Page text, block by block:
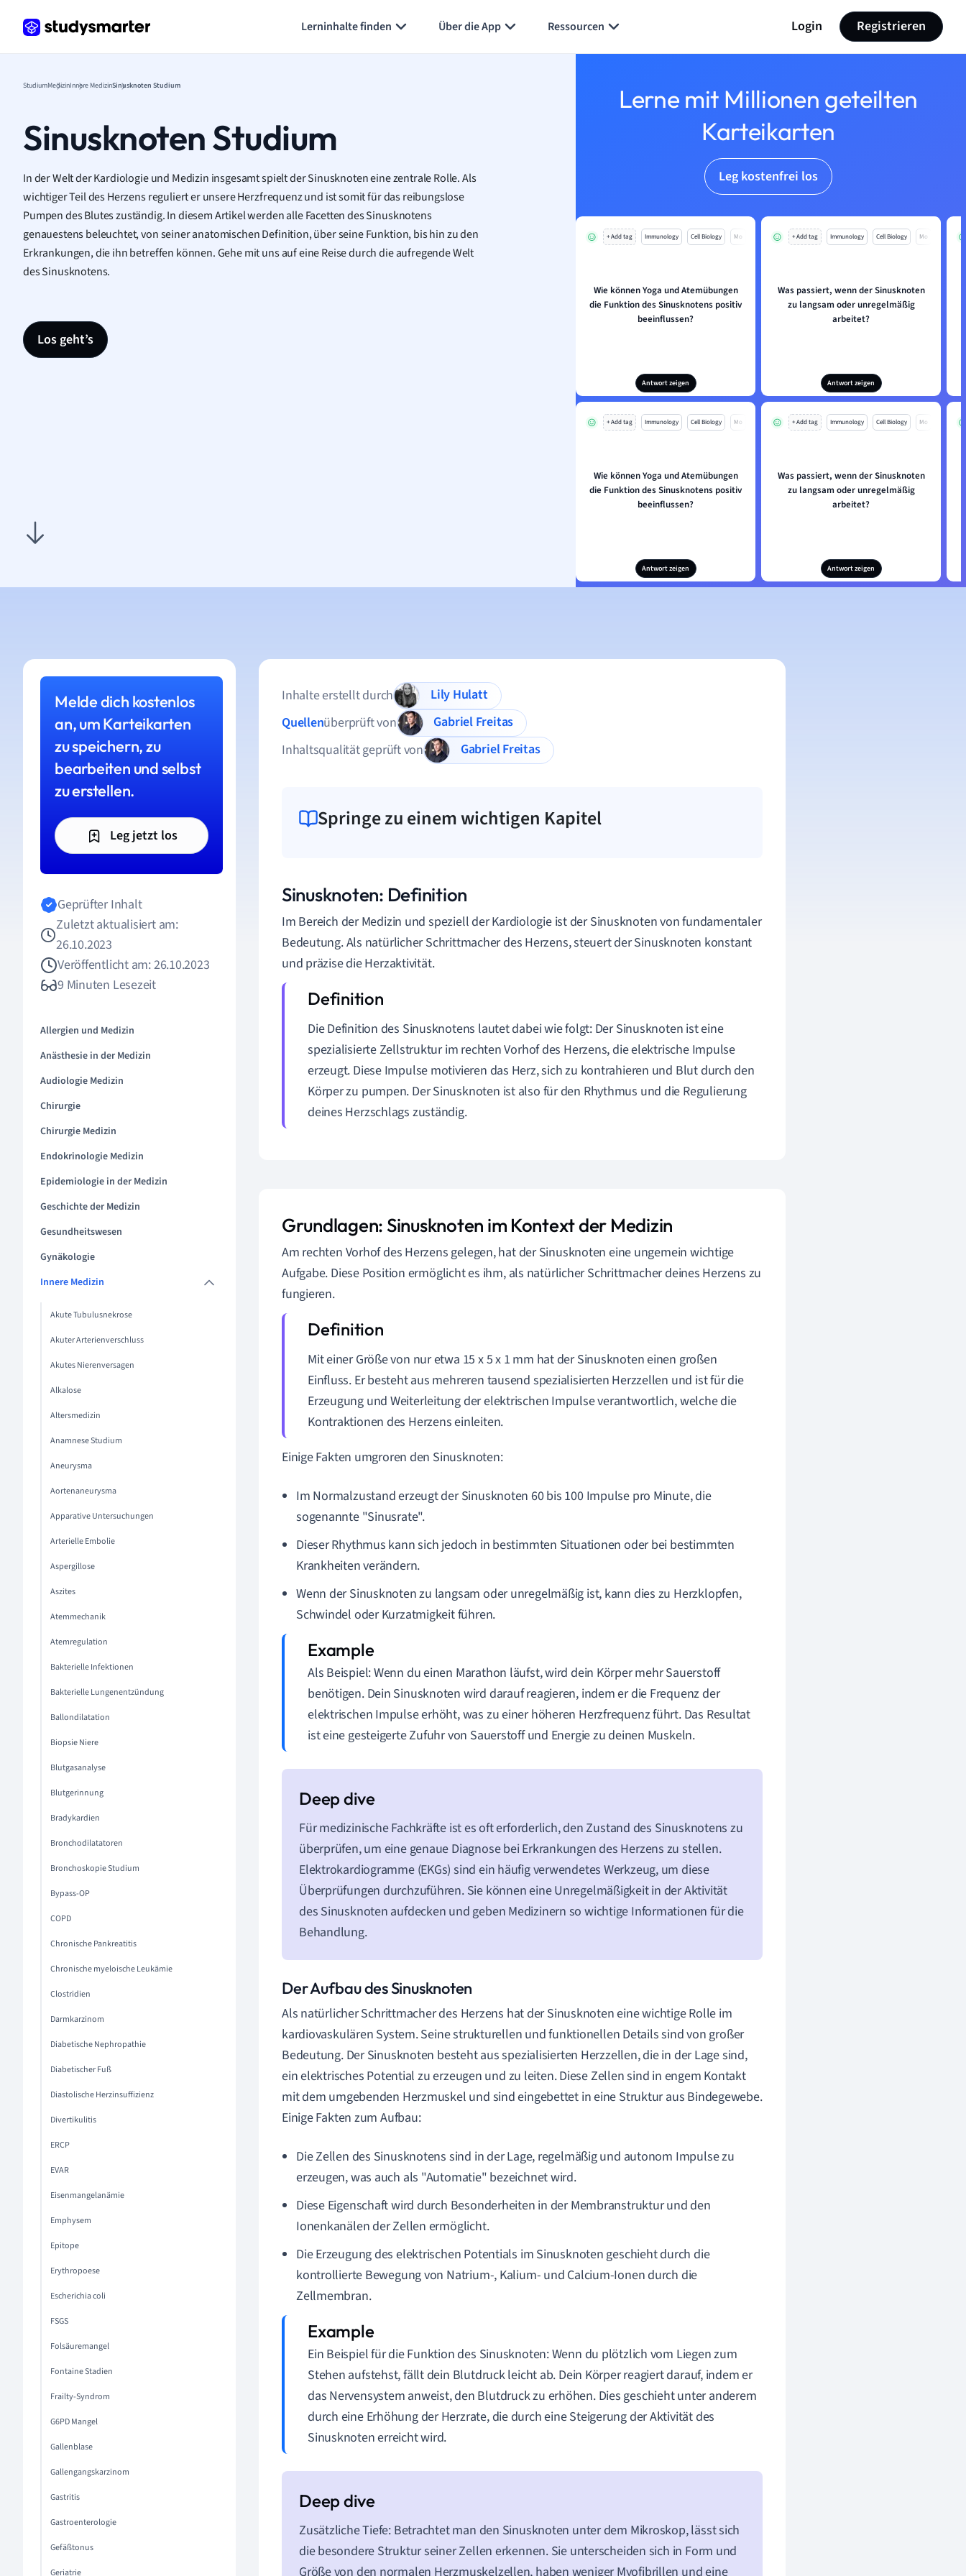
Lerninhalte finden Über die App Ressourcen Login Registrieren
StudiumMedizinInnere MedizinSinusknoten Studium
Sinusknoten Studium
In der Welt der Kardiologie und Medizin insgesamt spielt der Sinusknoten eine zentrale Rolle. Als
wichtiger Teil des Herzens reguliert er unsere Herzfrequenz und ist somit für das reibungslose
Pumpen des Blutes zuständig. In diesem Artikel werden alle Facetten des Sinusknotens
genauestens beleuchtet, von seiner anatomischen Definition, über seine Funktion, bis hin zu den
Erkrankungen, die ihn betreffen können. Gehe mit uns auf eine Reise durch die aufregende Welt
des Sinusknotens.
Los geht’s
Lerne mit Millionen geteilten
Karteikarten
Leg kostenfrei los
+ Add tag Immunology Cell Biology Mo
Wie können Yoga und Atemübungen
die Funktion des Sinusknotens positiv
beeinflussen?
Antwort zeigen
+ Add tag Immunology Cell Biology Mo
Was passiert, wenn der Sinusknoten
zu langsam oder unregelmäßig
arbeitet?
Antwort zeigen
+ Add tag Immunology Cell Biology Mo
Wie können Yoga und Atemübungen
die Funktion des Sinusknotens positiv
beeinflussen?
Antwort zeigen
+ Add tag Immunology Cell Biology Mo
Was passiert, wenn der Sinusknoten
zu langsam oder unregelmäßig
arbeitet?
Antwort zeigen
Melde dich kostenlos
an, um Karteikarten
zu speichern, zu
bearbeiten und selbst
zu erstellen.
Leg jetzt los
Geprüfter Inhalt
Zuletzt aktualisiert am:
26.10.2023
Veröffentlicht am: 26.10.2023
9 Minuten Lesezeit
Allergien und Medizin
Anästhesie in der Medizin
Audiologie Medizin
Chirurgie
Chirurgie Medizin
Endokrinologie Medizin
Epidemiologie in der Medizin
Geschichte der Medizin
Gesundheitswesen
Gynäkologie
Innere Medizin
Akute Tubulusnekrose
Akuter Arterienverschluss
Akutes Nierenversagen
Alkalose
Altersmedizin
Anamnese Studium
Aneurysma
Aortenaneurysma
Apparative Untersuchungen
Arterielle Embolie
Aspergillose
Aszites
Atemmechanik
Atemregulation
Bakterielle Infektionen
Bakterielle Lungenentzündung
Ballondilatation
Biopsie Niere
Blutgasanalyse
Blutgerinnung
Bradykardien
Bronchodilatatoren
Bronchoskopie Studium
Bypass-OP
COPD
Chronische Pankreatitis
Chronische myeloische Leukämie
Clostridien
Darmkarzinom
Diabetische Nephropathie
Diabetischer Fuß
Diastolische Herzinsuffizienz
Divertikulitis
ERCP
EVAR
Eisenmangelanämie
Emphysem
Epitope
Erythropoese
Escherichia coli
FSGS
Folsäuremangel
Fontaine Stadien
Frailty-Syndrom
G6PD Mangel
Gallenblase
Gallengangskarzinom
Gastritis
Gastroenterologie
Gefäßtonus
Geriatrie
Inhalte erstellt durch
Lily Hulatt
Quellenüberprüft von
Gabriel Freitas
Inhaltsqualität geprüft von
Gabriel Freitas
Springe zu einem wichtigen Kapitel
Sinusknoten: Definition
Im Bereich der Medizin und speziell der Kardiologie ist der Sinusknoten von fundamentaler
Bedeutung. Als natürlicher Schrittmacher des Herzens, steuert der Sinusknoten konstant
und präzise die Herzaktivität.
Die Definition des Sinusknotens lautet dabei wie folgt: Der Sinusknoten ist eine
spezialisierte Zellstruktur im rechten Vorhof des Herzens, die elektrische Impulse
erzeugt. Diese Impulse motivieren das Herz, sich zu kontrahieren und Blut durch den
Körper zu pumpen. Der Sinusknoten ist also für den Rhythmus und die Regulierung
deines Herzschlags zuständig.
Grundlagen: Sinusknoten im Kontext der Medizin
Am rechten Vorhof des Herzens gelegen, hat der Sinusknoten eine ungemein wichtige
Aufgabe. Diese Position ermöglicht es ihm, als natürlicher Schrittmacher deines Herzens zu
fungieren.
Mit einer Größe von nur etwa 15 x 5 x 1 mm hat der Sinusknoten einen großen
Einfluss. Er besteht aus mehreren tausend spezialisierten Herzzellen und ist für die
Erzeugung und Weiterleitung der elektrischen Impulse verantwortlich, welche die
Kontraktionen des Herzens einleiten.
Einige Fakten umgroren den Sinusknoten:
Im Normalzustand erzeugt der Sinusknoten 60 bis 100 Impulse pro Minute, die
sogenannte "Sinusrate".
Dieser Rhythmus kann sich jedoch in bestimmten Situationen oder bei bestimmten
Krankheiten verändern.
Wenn der Sinusknoten zu langsam oder unregelmäßig ist, kann dies zu Herzklopfen,
Schwindel oder Kurzatmigkeit führen.
Als Beispiel: Wenn du einen Marathon läufst, wird dein Körper mehr Sauerstoff
benötigen. Dein Sinusknoten wird darauf reagieren, indem er die Frequenz der
elektrischen Impulse erhöht, was zu einer höheren Herzfrequenz führt. Das Resultat
ist eine gesteigerte Zufuhr von Sauerstoff und Energie zu deinen Muskeln.
Für medizinische Fachkräfte ist es oft erforderlich, den Zustand des Sinusknotens zu
überprüfen, um eine genaue Diagnose bei Erkrankungen des Herzens zu stellen.
Elektrokardiogramme (EKGs) sind ein häufig verwendetes Werkzeug, um diese
Überprüfungen durchzuführen. Sie können eine Unregelmäßigkeit in der Aktivität
des Sinusknoten aufdecken und geben Medizinern so wichtige Informationen für die
Behandlung.
Der Aufbau des Sinusknoten
Als natürlicher Schrittmacher des Herzens hat der Sinusknoten eine wichtige Rolle im
kardiovaskulären System. Seine strukturellen und funktionellen Details sind von großer
Bedeutung. Der Sinusknoten besteht aus spezialisierten Herzzellen, die in der Lage sind,
ein elektrisches Potential zu erzeugen und zu leiten. Diese Zellen sind in engem Kontakt
mit dem umgebenden Herzmuskel und sind eingebettet in eine Struktur aus Bindegewebe.
Einige Fakten zum Aufbau:
Die Zellen des Sinusknotens sind in der Lage, regelmäßig und autonom Impulse zu
erzeugen, was auch als "Automatie" bezeichnet wird.
Diese Eigenschaft wird durch Besonderheiten in der Membranstruktur und den
Ionenkanälen der Zellen ermöglicht.
Die Erzeugung des elektrischen Potentials im Sinusknoten geschieht durch die
kontrollierte Bewegung von Natrium-, Kalium- und Calcium-Ionen durch die
Zellmembran.
Ein Beispiel für die Funktion des Sinusknoten: Wenn du plötzlich vom Liegen zum
Stehen aufstehst, fällt dein Blutdruck leicht ab. Dein Körper reagiert darauf, indem er
das Nervensystem anweist, den Blutdruck zu erhöhen. Dies geschieht unter anderem
durch eine Erhöhung der Herzrate, die durch eine Steigerung der Aktivität des
Sinusknoten erreicht wird.
Zusätzliche Tiefe: Betrachtet man den Sinusknoten unter dem Mikroskop, lässt sich
die besondere Struktur seiner Zellen erkennen. Sie unterscheiden sich in Form und
Größe von den normalen Herzmuskelzellen, haben weniger Myofibrillen und eine